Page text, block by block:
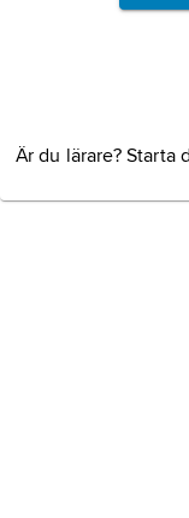
Är du lärare? Starta